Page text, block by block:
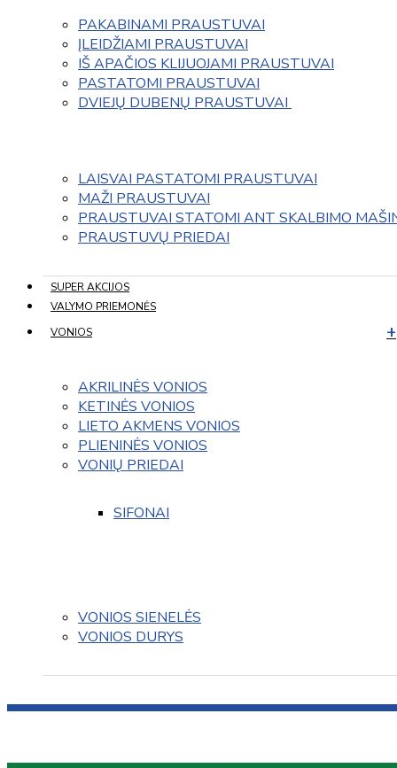
PAKABINAMI PRAUSTUVAI
ĮLEIDŽIAMI PRAUSTUVAI
IŠ APAČIOS KLIJUOJAMI PRAUSTUVAI
PASTATOMI PRAUSTUVAI
DVIEJŲ DUBENŲ PRAUSTUVAI
LAISVAI PASTATOMI PRAUSTUVAI
MAŽI PRAUSTUVAI
PRAUSTUVAI STATOMI ANT SKALBIMO
PRAUSTUVŲ PRIEDAI
SUPER AKCIJOS
VALYMO PRIEMONĖS
VONIOS
AKRILINĖS VONIOS
KETINĖS VONIOS
LIETO AKMENS VONIOS
PLIENINĖS VONIOS
VONIŲ PRIEDAI
SIFONAI
VONIOS SIENELĖS
VONIOS DURYS